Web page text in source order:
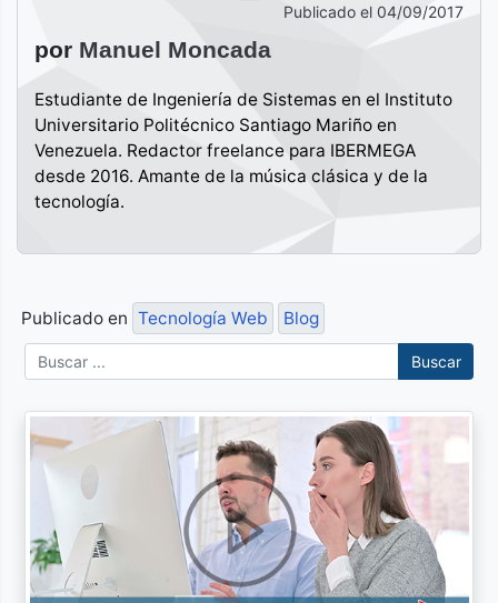
por Manuel Moncada
Publicado el 04/09/2017
Estudiante de Ingeniería de Sistemas en el Instituto
Universitario Politécnico Santiago Mariño en
Venezuela. Redactor freelance para IBERMEGA
desde 2016. Amante de la música clásica y de la
tecnología.
Publicado en Tecnología Web Blog
Buscar